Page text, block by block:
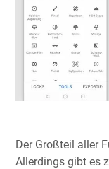
Der Großteil aller
Allerdings gibt es